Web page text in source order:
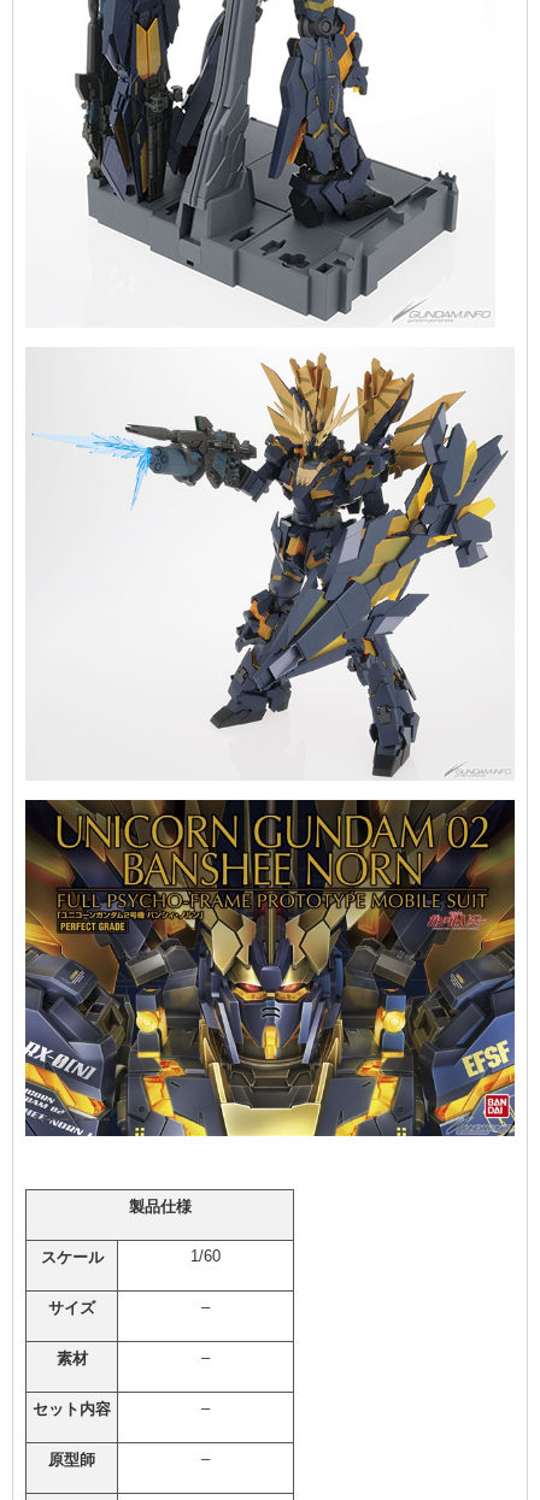
製品仕様
スケール 1/60
サイズ –
素材 –
セット内容 –
原型師 –